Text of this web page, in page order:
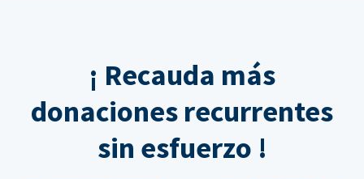
¡ Recauda más
donaciones recurrentes
sin esfuerzo !